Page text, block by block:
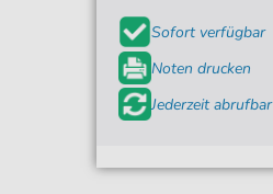
Sofort verfügbar
Noten drucken
Jederzeit abrufbar